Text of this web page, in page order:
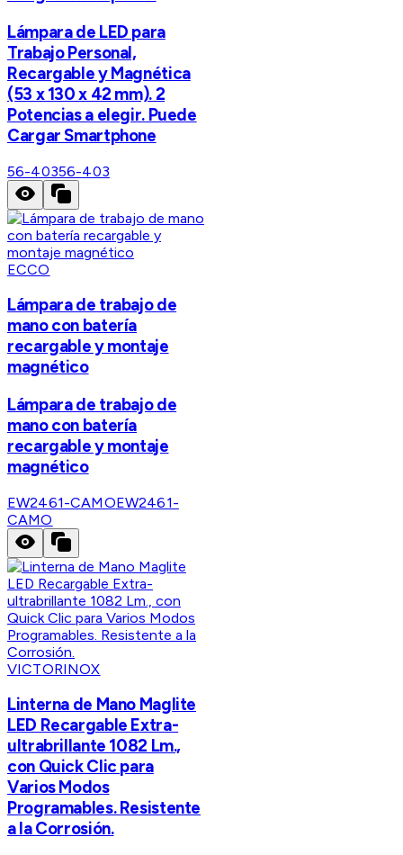
Lámpara de LED para
Trabajo Personal,
Recargable y Magnética
(53 x 130 x 42 mm). 2
Potencias a elegir. Puede
Cargar Smartphone
56-40356-403
ECCO
Lámpara de trabajo de
mano con batería
recargable y montaje
magnético
Lámpara de trabajo de
mano con batería
recargable y montaje
magnético
EW2461-CAMOEW2461-
CAMO
VICTORINOX
Linterna de Mano Maglite
LED Recargable Extra-
ultrabrillante 1082 Lm.,
con Quick Clic para
Varios Modos
Programables. Resistente
a la Corrosión.